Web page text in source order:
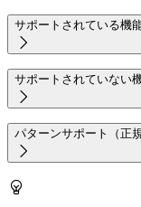
サポートされている機

サポートされていない

パターンサポート（正

